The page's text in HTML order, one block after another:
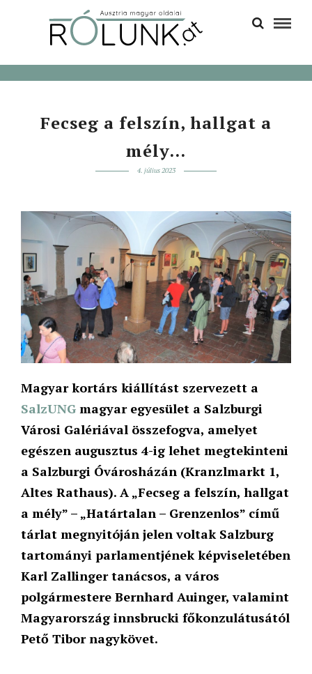
Fecseg a felszín, hallgat a
mély…
4. július 2023
Magyar kortárs kiállítást szervezett a
SalzUNG magyar egyesület a Salzburgi
Városi Galériával összefogva, amelyet
egészen augusztus 4-ig lehet megtekinteni
a Salzburgi Óvárosházán (Kranzlmarkt 1,
Altes Rathaus). A „Fecseg a felszín, hallgat
a mély” – „Határtalan – Grenzenlos” című
tárlat megnyitóján jelen voltak Salzburg
tartományi parlamentjének képviseletében
Karl Zallinger tanácsos, a város
polgármestere Bernhard Auinger, valamint
Magyarország innsbrucki főkonzulátusától
Pető Tibor nagykövet.